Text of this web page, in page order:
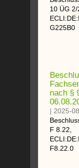
10 ÜG
G225B0
nach §
| 2025-
F 8.22,
F8.22.0